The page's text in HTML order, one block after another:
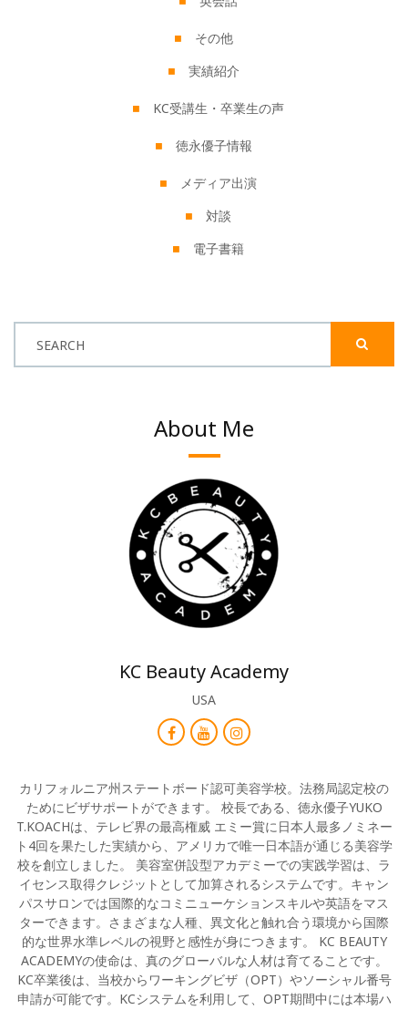
その他
実績紹介
KC受講生・卒業生の声
徳永優子情報
メディア出演
対談
電子書籍
SEARCH
About Me
KC Beauty Academy
USA
カリフォルニア州ステートボード認可美容学校。法務局認定校の
ためにビザサポートができます。 校長である、徳永優子YUKO
T.KOACHは、テレビ界の最高権威 エミー賞に日本人最多ノミネー
ト4回を果たした実績から、アメリカで唯一日本語が通じる美容学
校を創立しました。 美容室併設型アカデミーでの実践学習は、ラ
イセンス取得クレジットとして加算されるシステムです。キャン
パスサロンでは国際的なコミニューケションスキルや英語をマス
ターできます。さまざまな人種、異文化と触れ合う環境から国際
的な世界水準レベルの視野と感性が身につきます。 KC BEAUTY
ACADEMYの使命は、真のグローバルな人材は育てることです。
KC卒業後は、当校からワーキングビザ（OPT）やソーシャル番号
申請が可能です。KCシステムを利用して、OPT期間中には本場ハ